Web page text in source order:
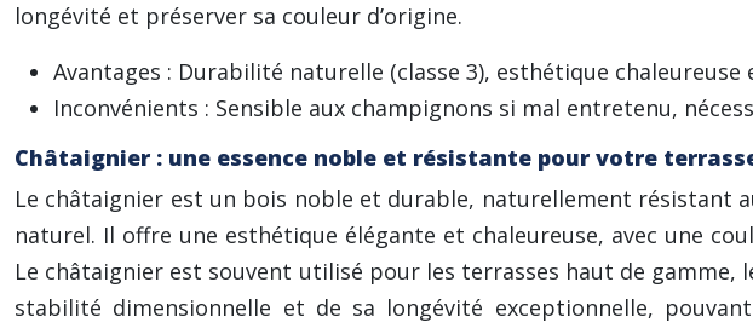
longévité et préserver sa couleur d’origine.
Avantages : Durabilité naturelle (classe 3), esthétique
Inconvénients : Sensible aux champignons si mal entretenu,
Châtaignier : une essence noble et résistante pour votre
Le châtaignier est un bois noble et durable, naturellement résistant
naturel. Il offre une esthétique élégante et chaleureuse, avec une
Le châtaignier est souvent utilisé pour les terrasses haut de
stabilité dimensionnelle et de sa longévité exceptionnelle,